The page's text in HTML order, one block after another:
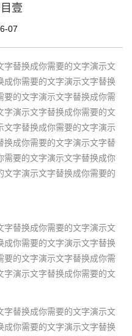
壹
07
字替换成你需要的文字演示文
成你需要的文字演示文字替换
要的文字演示文字替换成你需
字演示文字替换成你需要的文
文字替换成你需要的文字演示
换成你需要的文字演示文字替
需要的文字演示文字替换成你
文字演示文字替换成你需要的
字替换成你需要的文字演示文
成你需要的文字演示文字替换
要的文字演示文字替换成你需
字演示文字替换成你需要的文
字替换成你需要的文字演示文
成你需要的文字演示文字替换